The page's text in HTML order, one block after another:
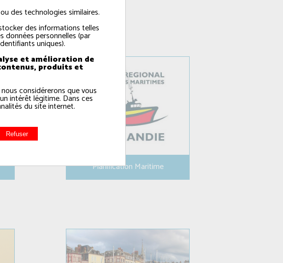
Planification Maritime
des technologies similaires.
des informations telles
personnelles (par
uniques).
et amélioration de
produits et
considérerons que vous
intérêt légitime. Dans ces
du site internet.